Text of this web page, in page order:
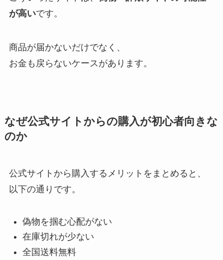
が高いです。
商品が届かないだけでなく、
お金も戻らないケースがあります。
なぜ公式サイトからの購入が初心者向きな
のか
公式サイトから購入するメリットをまとめると、
以下の通りです。
偽物を掴む心配がない
在庫切れが少ない
全国送料無料